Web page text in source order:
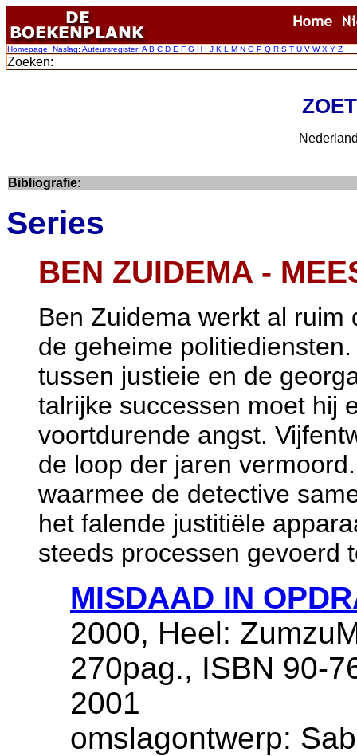
Homepage: Naslag: Auteursregister: A B C D E F G H I J K L M N O P Q R S T U V W X Y Z
Zoeken:
Bibliografie:
Series
BEN ZUIDEMA -
Ben Zuidema werkt al
de geheime
tussen justieie en de
talrijke successen moet hij
voortdurende angst.
de loop der jaren
waarmee de detective
het falende justitiële
steeds processen gevoerd
MISDAAD IN
2000, Heel:
270pag., ISBN 90-
2001
omslagontwerp: